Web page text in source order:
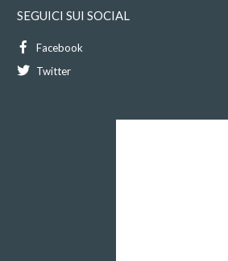
SEGUICI SUI SOCIAL
Facebook
Twitter